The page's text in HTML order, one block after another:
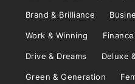
Brand & Brilliance
Work & Winning
Drive & Dreams Deluxe
Green & Generation